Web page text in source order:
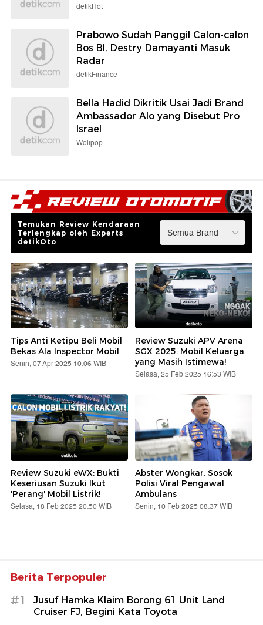
detikHot
Prabowo Sudah Panggil Calon-calon
Bos BI, Destry Damayanti Masuk
Radar
detikFinance
Bella Hadid Dikritik Usai Jadi Brand
Ambassador Alo yang Disebut Pro
Israel
Wolipop
Temukan Review Kendaraan
Terlengkap oleh Experts
detikOto
Tips Anti Ketipu Beli Mobil
Bekas Ala Inspector Mobil
Senin, 07 Apr 2025 10:06 WIB
Review Suzuki APV Arena
SGX 2025: Mobil Keluarga
yang Masih Istimewa!
Selasa, 25 Feb 2025 16:53 WIB
Review Suzuki eWX: Bukti
Keseriusan Suzuki Ikut
'Perang' Mobil Listrik!
Selasa, 18 Feb 2025 20:50 WIB
Abster Wongkar, Sosok
Polisi Viral Pengawal
Ambulans
Senin, 10 Feb 2025 08:37 WIB
Berita Terpopuler
#1
Jusuf Hamka Klaim Borong 61 Unit Land
Cruiser FJ, Begini Kata Toyota